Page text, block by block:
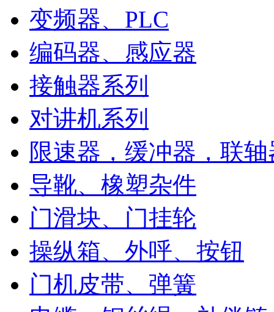
变频器、PLC
编码器、感应器
接触器系列
对讲机系列
限速器，缓冲器，联轴
导靴、橡塑杂件
门滑块、门挂轮
操纵箱、外呼、按钮
门机皮带、弹簧